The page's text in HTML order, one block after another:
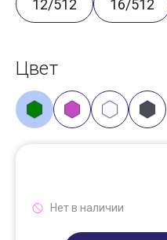
12/512 16/512
Цвет
Нет в наличии